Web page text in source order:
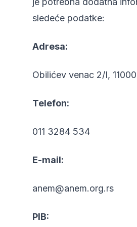
sledeće podatke:
Adresa:
Obilićev venac 2/I,
Telefon:
011 3284 534
E-mail:
anem@anem.org.rs
PIB: